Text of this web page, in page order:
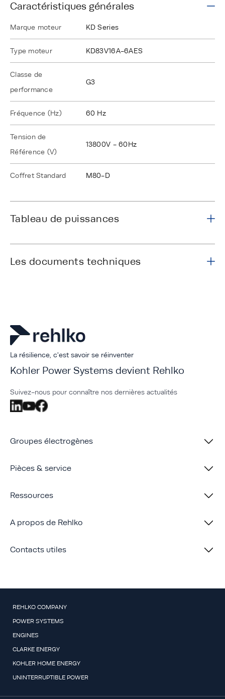
Caractéristiques générales
Marque moteur KD Series
Type moteur KD83V16A-6AES
Classe de
performance
G3
Fréquence (Hz) 60 Hz
Tension de
Référence (V)
13800V - 60Hz
Coffret Standard M80-D
Tableau de puissances
Les documents techniques
La résilience, c'est savoir se réinventer
Kohler Power Systems devient Rehlko
Suivez-nous pour connaître nos dernières actualités
Groupes électrogènes
Pièces & service
Ressources
A propos de Rehlko
Contacts utiles
REHLKO COMPANY
POWER SYSTEMS
ENGINES
CLARKE ENERGY
KOHLER HOME ENERGY
UNINTERRUPTIBLE POWER